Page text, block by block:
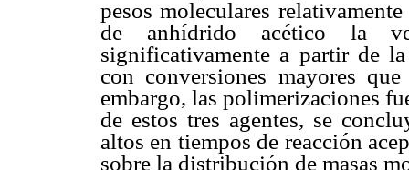
pesos moleculares
de anhídrido acético la
significativamente a partir de
con conversiones mayores
embargo, las polimerizaciones
de estos tres agentes, se
altos en tiempos de reacción
sobre la distribución de masas